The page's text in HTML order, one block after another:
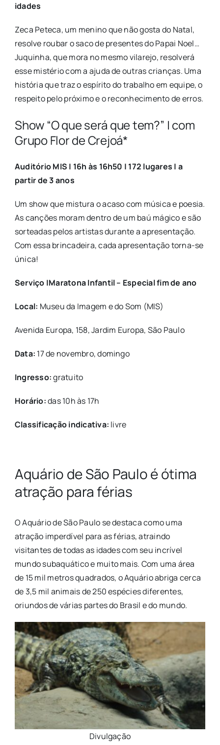
idades
Zeca Peteca, um menino que não gosta do Natal,
resolve roubar o saco de presentes do Papai Noel…
Juquinha, que mora no mesmo vilarejo, resolverá
esse mistério com a ajuda de outras crianças. Uma
história que traz o espírito dotrabalho em equipe, o
respeito pelo próximo e o reconhecimento de erros.
Show “O que será que tem?” | com
Grupo Flor de Crejoá*
Auditório MIS | 16h às 16h50 | 172 lugares | a
partir de 3 anos
Um show que mistura o acaso com música e poesia.
As canções moram dentro de um baú mágico e são
sorteadas pelos artistas durante a apresentação.
Com essa brincadeira, cada apresentação torna-se
única!
Serviço |Maratona Infantil – Especial fim de ano
Local: Museu da Imagem e do Som (MIS)
Avenida Europa, 158, Jardim Europa, São Paulo
Data: 17 de novembro, domingo
Ingresso:gratuito
Horário:das 10h às 17h
Classificação indicativa: livre
Aquário de São Paulo é ótima
atração para férias
O Aquário de São Paulo se destaca como uma
atração imperdível para as férias, atraindo
visitantes de todas as idades com seu incrível
mundo subaquático e muito mais. Com uma área
de 15 mil metros quadrados, o Aquário abriga cerca
de 3,5 mil animais de 250 espécies diferentes,
oriundos de várias partes do Brasil e do mundo.
Divulgação